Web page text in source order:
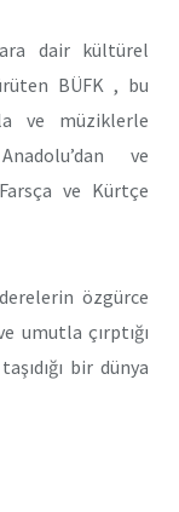
dair kültürel
BÜFK , bu
ve müziklerle
ve
ve Kürtçe
özgürce
umutla çırptığı
bir dünya